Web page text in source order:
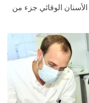
الوقائي جزء من